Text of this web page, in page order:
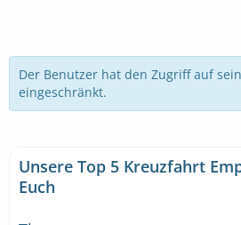
Der Benutzer hat den Zugriff auf
eingeschränkt.
Unsere Top 5 Kreuzfahrt
Euch